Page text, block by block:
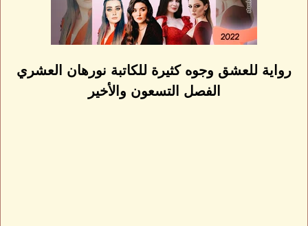
رواية للعشق وجوه كثيرة للكاتبة نورهان العشري
الفصل التسعون والأخير